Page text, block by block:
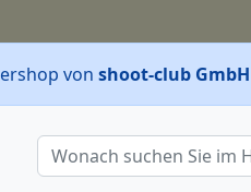
von shoot-club GmbH